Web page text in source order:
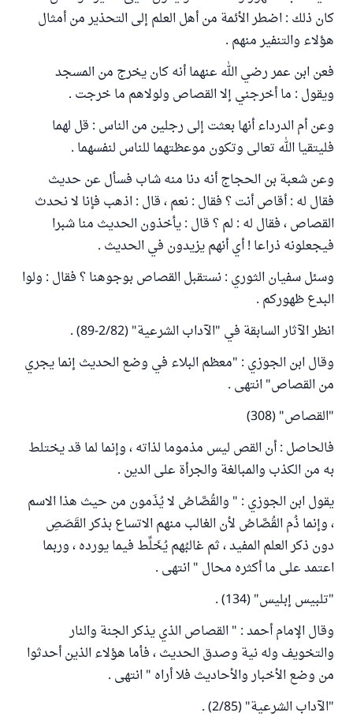
كان ذلك : اضطر الأئمة من أهل العلم إلى التحذير من أمثال
هؤلاء والتنفير منهم .
فعن ابن عمر رضي الله عنهما أنه كان يخرج من المسجد
ويقول : ما أخرجني إلا القصاص ولولاهم ما خرجت .
وعن أم الدرداء أنها بعثت إلى رجلين من الناس : قل لهما
فليتقيا الله تعالى وتكون موعظتهما للناس لنفسهما .
وعن شعبة بن الحجاج أنه دنا منه شاب فسأل عن حديث
فقال له : أقاص أنت ؟ فقال : نعم ، قال : اذهب فإنا لا نحدث
القصاص ، فقال له : لم ؟ قال : يأخذون الحديث منا شبرا
فيجعلونه ذراعا ! أي أنهم يزيدون في الحديث .
وسئل سفيان الثوري : نستقبل القصاص بوجوهنا ؟ فقال : ولوا
البدع ظهوركم .
انظر الآثار السابقة في "الآداب الشرعية" (2/82-89) .
وقال ابن الجوزي : "معظم البلاء في وضع الحديث إنما يجري
من القصاص" انتهى .
"القصاص" (308)
فالحاصل : أن القص ليس مذموما لذاته ، وإنما لما قد يختلط
به من الكذب والمبالغة والجرأة على الدين .
يقول ابن الجوزي : " والقُصَّاصُ لا يُذَمون من حيث هذا الاسم
، وإنما ذُم القُصَّاصُ لأن الغالب منهم الاتساع بذكر القَصَصِ
دون ذكر العلم المفيد ، ثم غالبُهم يُخَلِّط فيما يورده ، وربما
اعتمد على ما أكثره محال " انتهى .
"تلبيس إبليس" (134) .
وقال الإمام أحمد : " القصاص الذي يذكر الجنة والنار
والتخويف وله نية وصدق الحديث ، فأما هؤلاء الذين أحدثوا
من وضع الأخبار والأحاديث فلا أراه " انتهى .
"الآداب الشرعية" (2/85) .